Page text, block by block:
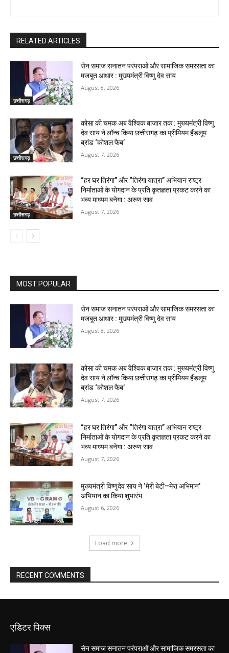
RELATED ARTICLES
छत्तीसगढ़
सेन समाज सनातन परंपराओं और सामाजिक समरसता का
मजबूत आधार : मुख्यमंत्री विष्णु देव साय
August 8, 2026
छत्तीसगढ़
कोसा की चमक अब वैश्विक बाजार तक : मुख्यमंत्री विष्णु
देव साय ने लॉन्च किया छत्तीसगढ़ का प्रीमियम हैंडलूम
ब्रांड ‘कोशल फैब’
August 7, 2026
छत्तीसगढ़
“हर घर तिरंगा” और “तिरंगा यात्रा” अभियान राष्ट्र
निर्माताओं के योगदान के प्रति कृतज्ञता प्रकट करने का
भव्य माध्यम बनेगा : अरुण साव
August 7, 2026
MOST POPULAR
सेन समाज सनातन परंपराओं और सामाजिक समरसता का
मजबूत आधार : मुख्यमंत्री विष्णु देव साय
August 8, 2026
कोसा की चमक अब वैश्विक बाजार तक : मुख्यमंत्री विष्णु
देव साय ने लॉन्च किया छत्तीसगढ़ का प्रीमियम हैंडलूम
ब्रांड ‘कोशल फैब’
August 7, 2026
“हर घर तिरंगा” और “तिरंगा यात्रा” अभियान राष्ट्र
निर्माताओं के योगदान के प्रति कृतज्ञता प्रकट करने का
भव्य माध्यम बनेगा : अरुण साव
August 7, 2026
मुख्यमंत्री विष्णुदेव साय ने ‘मेरी बेटी–मेरा अभिमान’
अभियान का किया शुभारंभ
August 6, 2026
Load more
RECENT COMMENTS
एडिटर पिक्स
सेन समाज सनातन परंपराओं और सामाजिक समरसता का